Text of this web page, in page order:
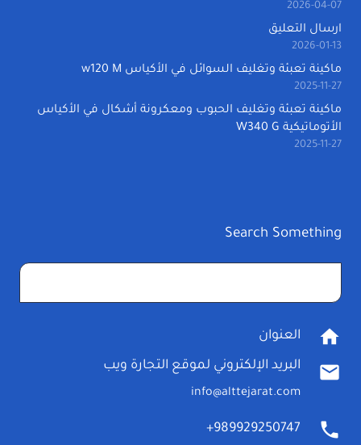
2026-04-07
ارسال التعليق
2026-01-13
ماكينة تعبئة وتغليف السوائل في الأكياس w120 M
2025-11-27
ماكينة تعبئة وتغليف الحبوب ومعكرونة أشكال في الأكياس
الأتوماتيكية W340 G
2025-11-27
Search Something
عن:
home العنوان
mail البريد الإلكتروني لموقع التجارة ويب
info@alttejarat.com
phone
989929250747+